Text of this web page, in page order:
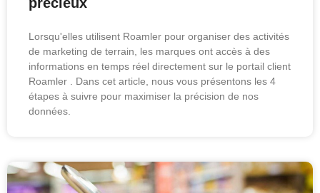
Lorsqu'elles utilisent Roamler pour organiser des activités
de marketing de terrain, les marques ont accès à des
informations en temps réel directement sur le portail client
Roamler . Dans cet article, nous vous présentons les 4
étapes à suivre pour maximiser la précision de nos
données.